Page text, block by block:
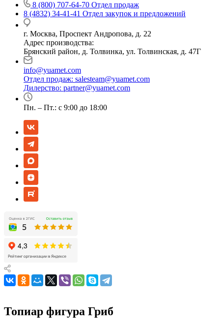
8 (800) 707-64-70 Отдел продаж
8 (4832) 34-41-41 Отдел закупок и предложений
г. Москва, Проспект Андропова, д. 22
Адрес производства:
Брянский район, д. Толвинка, ул. Толвинская, д. 47Г
info@yuamet.com
Отдел продаж: salesteam@yuamet.com
Дилерство: partner@yuamet.com
Пн. – Пт.: с 9:00 до 18:00
Топиар фигура Гриб